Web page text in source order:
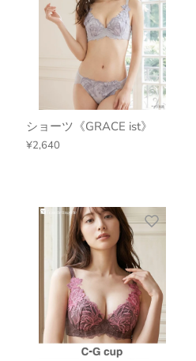
ショーツ《GRACE ist》
¥2,640